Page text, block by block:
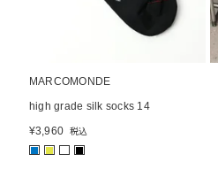
MARCOMONDE
high grade silk socks 14
¥3,960 税込
■ ■ ■